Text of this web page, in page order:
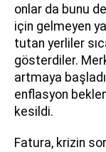
onlar da bunu
için gelmeyen
tutan yerliler
gösterdiler.
artmaya
enflasyon
kesildi.
Fatura, krizin